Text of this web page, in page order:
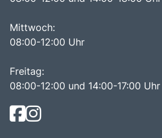
Mittwoch:
08:00-12:00 Uhr
Freitag:
08:00-12:00 und 14:00-17:00 Uhr